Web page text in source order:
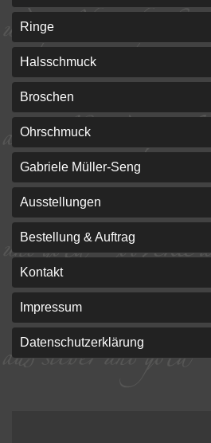
Ringe
Halsschmuck
Broschen
Ohrschmuck
Gabriele Müller-Seng
Ausstellungen
Bestellung & Auftrag
Kontakt
Impressum
Datenschutzerklärung